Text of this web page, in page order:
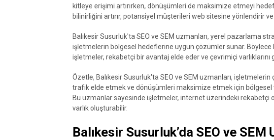
kitleye erişimi artırırken, dönüşümleri de maksimize etmeyi
bilinirliğini artırır, potansiyel müşterileri web sitesine yönlendirir ve
Balıkesir Susurluk'ta SEO ve SEM uzmanları, yerel pazarlama
işletmelerin bölgesel hedeflerine uygun çözümler sunar.
işletmeler, rekabetçi bir avantaj elde eder ve çevrimiçi varlıklarını
Özetle, Balıkesir Susurluk'ta SEO ve SEM uzmanları,
trafik elde etmek ve dönüşümleri maksimize etmek için
Bu uzmanlar sayesinde işletmeler, internet üzerindeki rekabetçi
varlık oluşturabilir.
Balıkesir Susurluk’da SEO ve SEM